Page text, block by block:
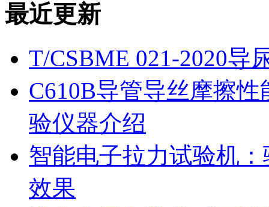
最近更新
T/CSBME 021-2020导
C610B导管导丝摩擦
验仪器介绍
智能电子拉力试验机
效果